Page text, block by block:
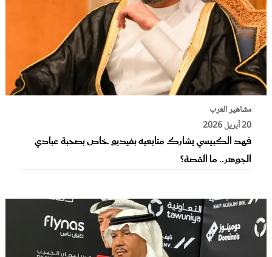
مشاهير العرب
20 أبريل 2026
فهد الكبيسي يشارك متابعيه بفيديو خاص بصحبة عبادي
الجوهر.. ما القصة؟